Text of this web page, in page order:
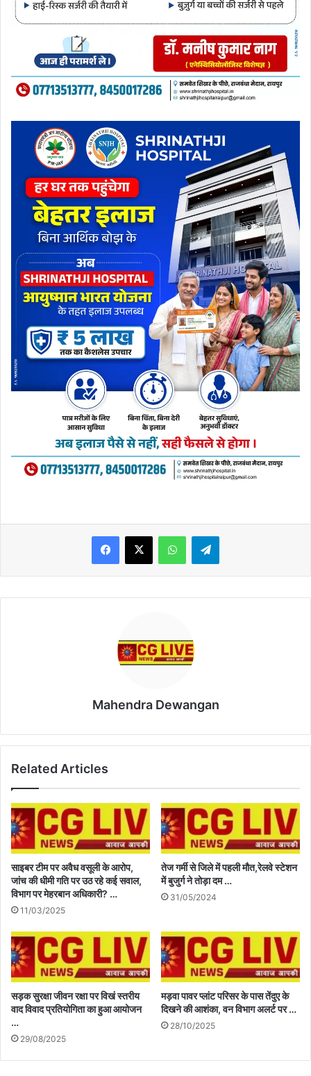
WhatsAppTelegram
Mahendra Dewangan
Related Articles
साइबर टीम पर अवैध वसूली के आरोप,
जांच की धीमी गति पर उठ रहे कई सवाल,
विभाग पर मेहरबान अधिकारी? …
11/03/2025
तेज गर्मी से जिले में पहली मौत,रेलवे स्टेशन
में बुजुर्ग ने तोड़ा दम …
31/05/2024
सड़क सुरक्षा जीवन रक्षा पर विखं स्तरीय
वाद विवाद प्रतियोगिता का हुआ आयोजन
…
29/08/2025
मड़वा पावर प्लांट परिसर के पास तेंदुए के
दिखने की आशंका, वन विभाग अलर्ट पर …
28/10/2025